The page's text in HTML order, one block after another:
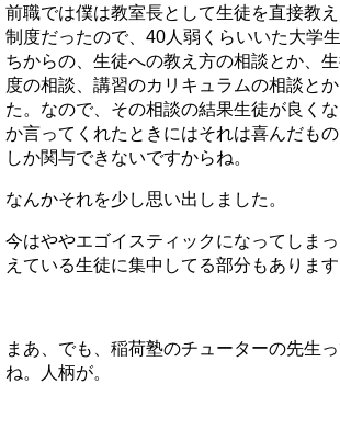
前職では僕は教室長として生徒を直接教
制度だったので、40人弱くらいいた大学
ちからの、生徒への教え方の相談とか、
度の相談、講習のカリキュラムの相談と
た。なので、その相談の結果生徒が良く
か言ってくれたときにはそれは喜んだも
しか関与できないですからね。
なんかそれを少し思い出しました。
今はややエゴイスティックになってしま
えている生徒に集中してる部分もあります
まあ、でも、稲荷塾のチューターの先生
ね。人柄が。